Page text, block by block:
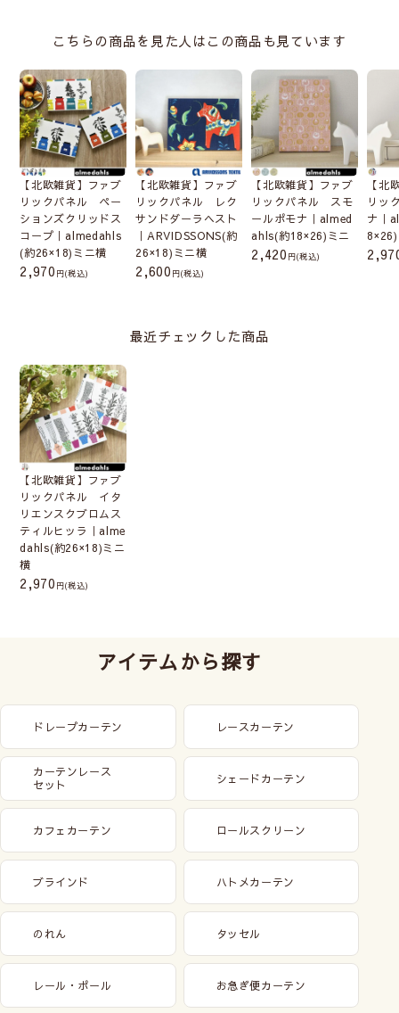
約18cm×26cm(ミ
約24cm×33cm(SS)
約73cm×51cm(L)
135cm×44cm(XL)
3枚セット
こちらの商品を見た人はこの商品も見ています
【北欧雑貨】ファブ
リックパネル ペー
ションズクリッドス
コープ｜almedahls
(約26×18)ミニ横
2,970 (税込)
【北欧雑貨】ファブ
リックパネル レク
サンドダーラヘスト
｜ARVIDSSONS(約
26×18)ミニ横
2,600 (税込)
【北欧雑貨】ファブ
リックパネル スモ
ールポモナ｜almed
ahls(約18×26)ミニ
2,420 (税込)
【北
リッ
ナ｜
最近チェックした商品
【北欧雑貨】ファブ
リックパネル イタ
リエンスクブロムス
ティルヒッラ｜alme
dahls(約26×18)ミニ
横
2,970 (税込)
アイテムから探す
ドレープカーテン レースカーテン
カーテンレース
セット
シェードカーテン
カフェカーテン ロールスクリーン
ブラインド ハトメカーテン
のれん タッセル
レール・ポール お急ぎ便カーテン